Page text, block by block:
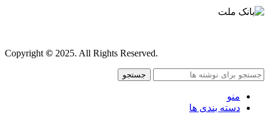
Copyright© 2025. All Rights Reserved.
جستجو
منو
دسته بندی ها